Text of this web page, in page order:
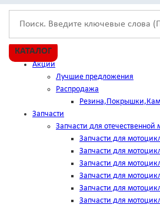
КАТАЛОГ
Акции
Лучшие предложения
Распродажа
Запчасти
Запчасти для отечественной
Запчасти для
Запчасти для
Запчасти для
Запчасти для
Запчасти для
Запчасти для